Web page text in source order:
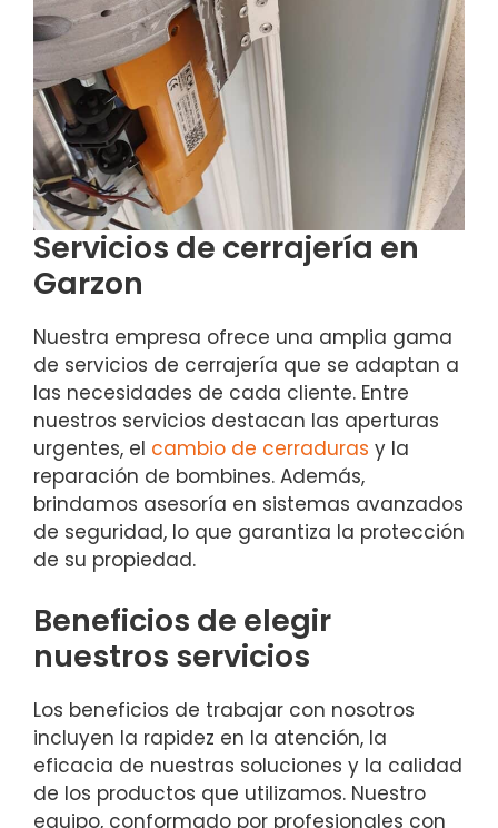
Servicios de cerrajería en
Garzon
Nuestra empresa ofrece una amplia gama
de servicios de cerrajería que se adaptan a
las necesidades de cada cliente. Entre
nuestros servicios destacan las aperturas
urgentes, el cambio de cerraduras y la
reparación de bombines. Además,
brindamos asesoría en sistemas avanzados
de seguridad, lo que garantiza la protección
de su propiedad.
Beneficios de elegir
nuestros servicios
Los beneficios de trabajar con nosotros
incluyen la rapidez en la atención, la
eficacia de nuestras soluciones y la calidad
de los productos que utilizamos. Nuestro
equipo, conformado por profesionales con